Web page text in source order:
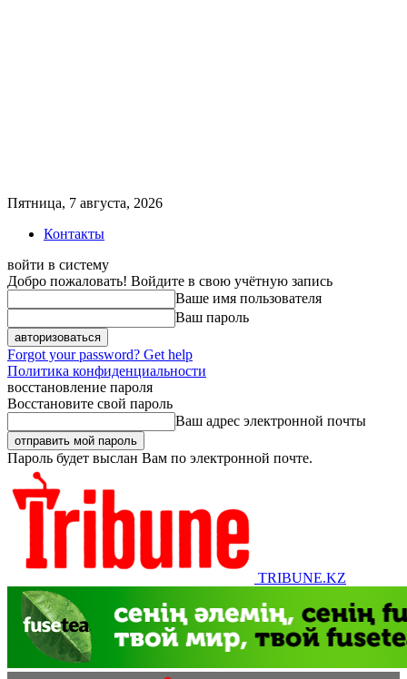
Пятница, 7 августа, 2026
Контакты
войти в систему
Добро пожаловать! Войдите в свою учётную запись
Ваше имя пользователя
Ваш пароль
Forgot your password? Get help
Политика конфиденциальности
восстановление пароля
Восстановите свой пароль
Ваш адрес электронной почты
Пароль будет выслан Вам по электронной почте.
TRIBUNE.KZ